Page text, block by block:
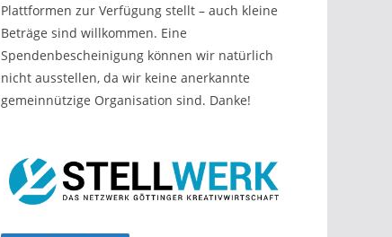
Plattformen zur Verfügung stellt – auch kleine
Beträge sind willkommen. Eine
Spendenbescheinigung können wir natürlich
nicht ausstellen, da wir keine anerkannte
gemeinnützige Organisation sind. Danke!